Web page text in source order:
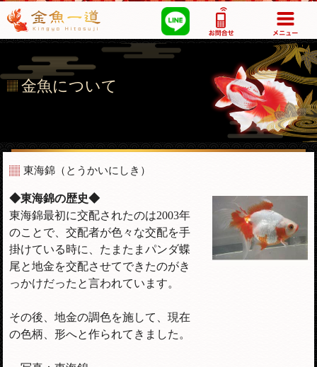
金魚について
東海錦（とうかいにしき）
◆東海錦の歴史◆
東海錦最初に交配されたのは2003年
のことで、交配者が色々な交配を手
掛けている時に、たまたまパンダ蝶
尾と地金を交配させてできたのがき
っかけだったと言われています。
その後、地金の調色を施して、現在
の色柄、形へと作られてきました。